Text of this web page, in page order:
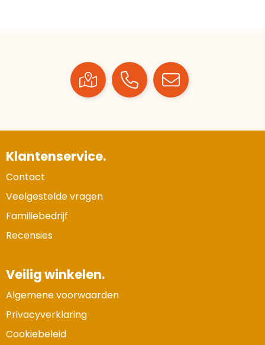
Klantenservice.
Contact
Veelgestelde vragen
Familiebedrijf
Recensies
Veilig winkelen.
Algemene voorwaarden
Privacyverklaring
Cookiebeleid